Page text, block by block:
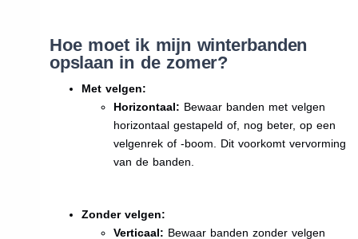
Hoe moet ik mijn winterbanden
opslaan in de zomer?
Met velgen:
Horizontaal: Bewaar banden met velgen
horizontaal gestapeld of, nog beter, op een
velgenrek of -boom. Dit voorkomt vervorming
van de banden.
Zonder velgen:
Verticaal: Bewaar banden zonder velgen